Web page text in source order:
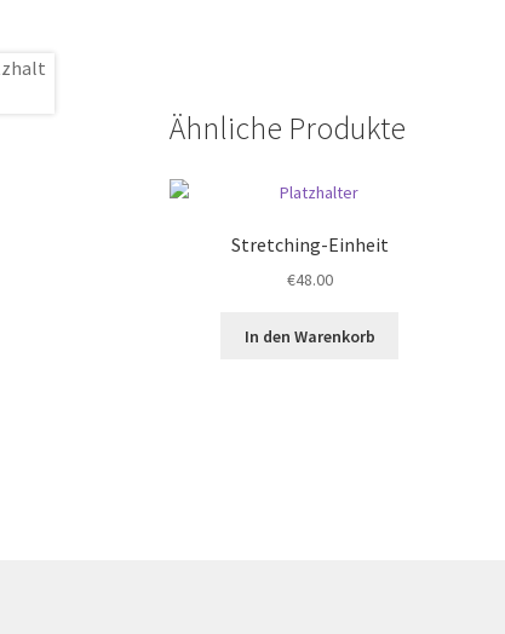
Ähnliche Produkte
Stretching-Einheit
€48.00
In den Warenkorb